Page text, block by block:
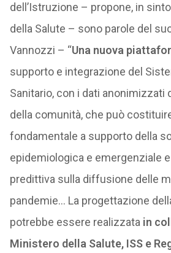
dell’Istruzione – propone, in
della Salute – sono parole del
Vannozzi – “Una nuova
supporto e integrazione del
Sanitario, con i dati anonimizzati
della comunità, che può
fondamentale a supporto della
epidemiologica e emergenziale e
predittiva sulla diffusione delle
pandemie… La progettazione
potrebbe essere realizzata in
Ministero della Salute, ISS e